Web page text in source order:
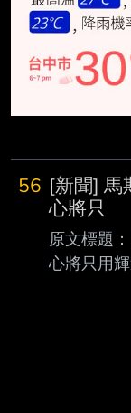
56 [新聞] 馬
心將只
原文標題
心將只用